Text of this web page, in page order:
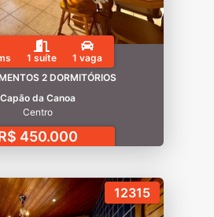
1 suíte
1 vaga
2 DORMITÓRIOS
Capão da Canoa
Centro
450.000
12315